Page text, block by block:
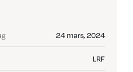
24 mars, 2024
LRF